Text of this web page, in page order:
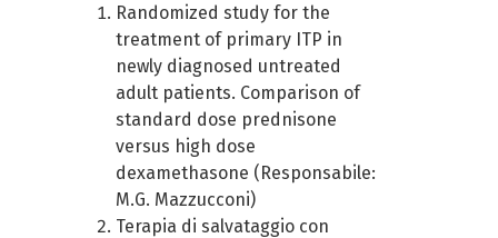
Randomized study for the
treatment of primary ITP in
newly diagnosed untreated
adult patients. Comparison of
standard dose prednisone
versus high dose
dexamethasone (Responsabile:
M.G. Mazzucconi)
Terapia di salvataggio con